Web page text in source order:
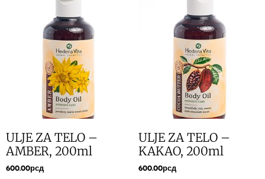
ULJE ZA TELO –
AMBER, 200ml
600.00рсд
ULJE ZA TELO –
KAKAO, 200ml
600.00рсд